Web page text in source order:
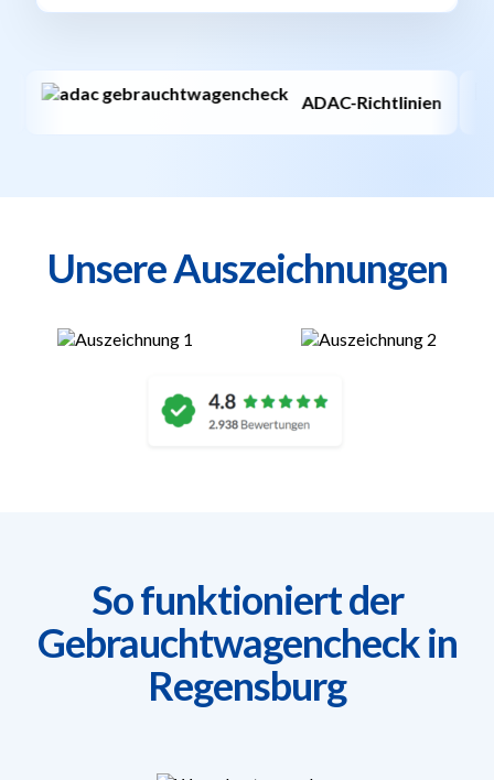
Deutschlandweit
Unsere Auszeichnungen
So funktioniert der
Gebrauchtwagencheck in
Regensburg